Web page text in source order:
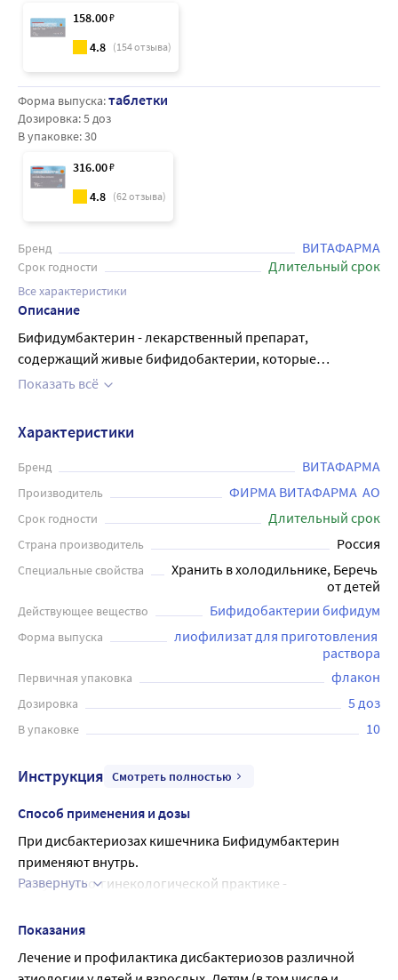
158.00₽
4.8 (154отзыва)
Форма выпуска:таблетки
Дозировка:5 доз
В упаковке:30
316.00₽
4.8 (62отзыва)
Бренд ВИТАФАРМА
Срок годности Длительный срок
Все характеристики
Описание
Бифидумбактерин - лекарственный препарат,
содержащий живые бифидобактерии, которые
способствуют нормальной микрофлоре кишечника и
представлен в форме лиофилизата для приготовления
раствора и имеет двойное назначение, для приема
внутрь и местного применения. В одной упаковке
содержится 10 флаконов дозировки 5 доз каждый.
Бифидумбактерин помогает восстановить и поддержать
нормальную микрофлору желудочно-кишечного тракта
после применения антибактериальных препаратов, а
также повысить сопротивляемость организма к
вирусным и бактериальным инфекциям. Эффективный и
безопасный способ поддерживать здоровье желудочно-
кишечного тракта и иммунитета.
Показать всё
Характеристики
Бренд ВИТАФАРМА
Производитель ФИРМА ВИТАФАРМА  АО
Срок годности Длительный срок
Страна производитель Россия
Специальные свойства
Хранить в холодильнике, Беречь
от детей
Действующее вещество Бифидобактерии бифидум
Форма выпуска
лиофилизат для приготовления
раствора
Первичная упаковка флакон
Дозировка 5 доз
В упаковке 10
Инструкция Смотреть полностью
Способ применения и дозы
При дисбактериозах кишечника Бифидумбактерин
применяют внутрь.
В акушерско-гинекологической практике -
Содержимое флакона растворить кипяченой водой
комнатной температуры из расчета 5 мл (чайная ложка)
воды на 1 дозу препарата.
Развернуть
Показания
Лечение и профилактика дисбактериозов различной